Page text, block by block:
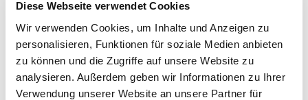
Diese Webseite verwendet Cookies
Wir verwenden Cookies, um Inhalte und Anzeigen zu
personalisieren, Funktionen für soziale Medien anbieten
zu können und die Zugriffe auf unsere Website zu
analysieren. Außerdem geben wir Informationen zu Ihrer
Verwendung unserer Website an unsere Partner für
Mit 606.3 Punkten stellte Nicole Häusler ihren
eigenen Schweizerrekord aus dem Jahr 2015
(601.5) in den Schatten. Die Pfaffnauerin war in
dieser Disziplin die einzige Teilnehmerin und
erhielt somit die Goldmedaille.